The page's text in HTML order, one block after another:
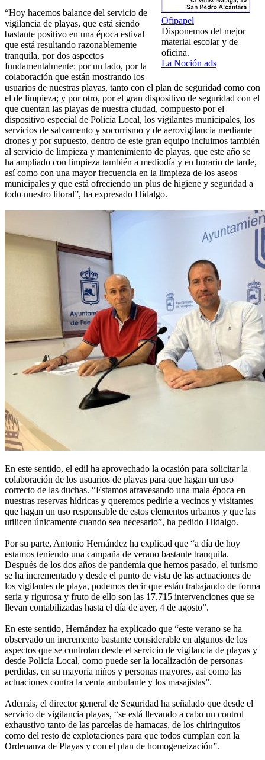
Ofipapel
Disponemos del mejor
material escolar y de
oficina.
La Noción ads
“Hoy hacemos balance del servicio de
vigilancia de playas, que está siendo
bastante positivo en una época estival
que está resultando razonablemente
tranquila, por dos aspectos
fundamentalmente: por un lado, por la
colaboración que están mostrando los
usuarios de nuestras playas, tanto con el plan de seguridad como con
el de limpieza; y por otro, por el gran dispositivo de seguridad con el
que cuentan las playas de nuestra ciudad, compuesto por el
dispositivo especial de Policía Local, los vigilantes municipales, los
servicios de salvamento y socorrismo y de aerovigilancia mediante
drones y por supuesto, dentro de este gran equipo incluimos también
al servicio de limpieza y mantenimiento de playas, que este año se
ha ampliado con limpieza también a mediodía y en horario de tarde,
así como con una mayor frecuencia en la limpieza de los aseos
municipales y que está ofreciendo un plus de higiene y seguridad a
todo nuestro litoral”, ha expresado Hidalgo.
En este sentido, el edil ha aprovechado la ocasión para solicitar la
colaboración de los usuarios de playas para que hagan un uso
correcto de las duchas. “Estamos atravesando una mala época en
nuestras reservas hídricas y queremos pedirle a vecinos y visitantes
que hagan un uso responsable de estos elementos urbanos y que las
utilicen únicamente cuando sea necesario”, ha pedido Hidalgo.
Por su parte, Antonio Hernández ha explicad que “a día de hoy
estamos teniendo una campaña de verano bastante tranquila.
Después de los dos años de pandemia que hemos pasado, el turismo
se ha incrementado y desde el punto de vista de las actuaciones de
los vigilantes de playa, podemos decir que están trabajando de forma
seria y rigurosa y fruto de ello son las 17.715 intervenciones que se
llevan contabilizadas hasta el día de ayer, 4 de agosto”.
En este sentido, Hernández ha explicado que “este verano se ha
observado un incremento bastante considerable en algunos de los
aspectos que se controlan desde el servicio de vigilancia de playas y
desde Policía Local, como puede ser la localización de personas
perdidas, en su mayoría niños y personas mayores, así como las
actuaciones contra la venta ambulante y los masajistas”.
Además, el director general de Seguridad ha señalado que desde el
servicio de vigilancia playas, “se está llevando a cabo un control
exhaustivo tanto de las parcelas de hamacas, de los chiringuitos
como del resto de explotaciones para que todos cumplan con la
Ordenanza de Playas y con el plan de homogeneización”.